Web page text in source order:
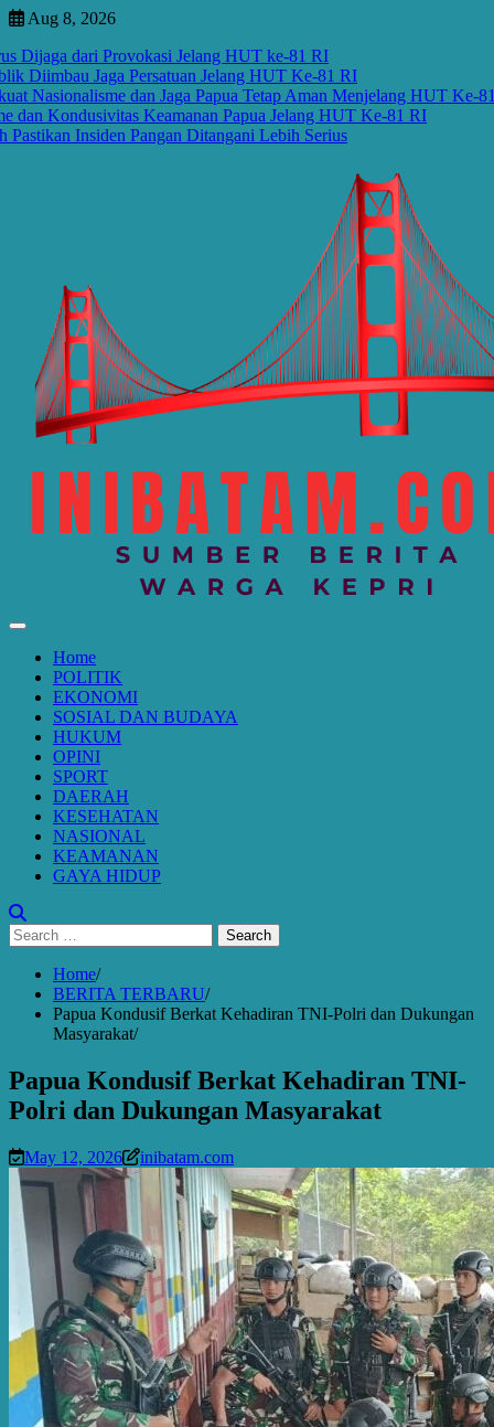
Skip
content
Aug 8, 2026
dari Provokasi Jelang HUT ke-81 RI
Jaga Persatuan Jelang HUT Ke-81 RI
dan Jaga Papua Tetap Aman Menjelang HUT Ke-81 RI
Keamanan Papua Jelang HUT Ke-81 RI
Insiden Pangan Ditangani Lebih Serius
Home
POLITIK
EKONOMI
SOSIAL DAN BUDAYA
HUKUM
OPINI
SPORT
DAERAH
KESEHATAN
NASIONAL
KEAMANAN
GAYA HIDUP
Search
for:
Home
BERITA TERBARU
Papua Kondusif Berkat Kehadiran TNI-Polri dan Dukungan
Masyarakat
Papua Kondusif Berkat Kehadiran TNI-
Polri dan Dukungan Masyarakat
May 12, 2026 inibatam.com